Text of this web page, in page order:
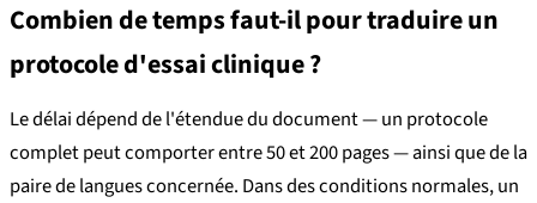
Combien de temps faut-il pour traduire un
protocole d'essai clinique ?
Le délai dépend de l'étendue du document — un protocole
complet peut comporter entre 50 et 200 pages — ainsi que de la
paire de langues concernée. Dans des conditions normales, un